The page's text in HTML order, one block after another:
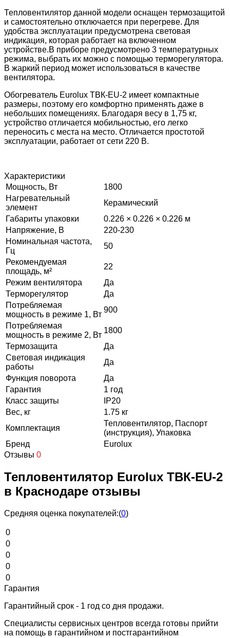
Тепловентилятор данной модели оснащен термозащитой
и самостоятельно отключается при перегреве. Для
удобства эксплуатации предусмотрена световая
индикация, которая работает на включенном
устройстве.В приборе предусмотрено 3 температурных
режима, выбрать их можно с помощью терморегулятора.
В жаркий период может использоваться в качестве
вентилятора.
Обогреватель Eurolux ТВК-EU-2 имеет компактные
размеры, поэтому его комфортно применять даже в
небольших помещениях. Благодаря весу в 1,75 кг,
устройство отличается мобильностью, его легко
переносить с места на место. Отличается простотой
эксплуатации, работает от сети 220 В.
Характеристики
Мощность, Вт
1800
Нагревательный
элемент
Керамический
Габариты упаковки
0.226 × 0.226 × 0.226 м
Напряжение, В
220-230
Номинальная частота,
Гц
50
Рекомендуемая
площадь, м²
22
Режим вентилятора
Да
Терморегулятор
Да
Потребляемая
мощность в режиме 1, Вт
900
Потребляемая
мощность в режиме 2, Вт
1800
Термозащита
Да
Световая индикация
работы
Да
Функция поворота
Да
Гарантия
1 год
Класс защиты
IP20
Вес, кг
1.75 кг
Комплектация
Тепловентилятор, Паспорт
(инструкция), Упаковка
Бренд
Eurolux
Отзывы 0
Тепловентилятор Eurolux ТВК-EU-2
в Краснодаре отзывы
Средняя оценка покупателей:(0)
0
0
0
0
0
Гарантия
Гарантийный срок - 1 год со дня продажи.
Специалисты сервисных центров всегда готовы прийти
на помощь в гарантийном и постгарантийном